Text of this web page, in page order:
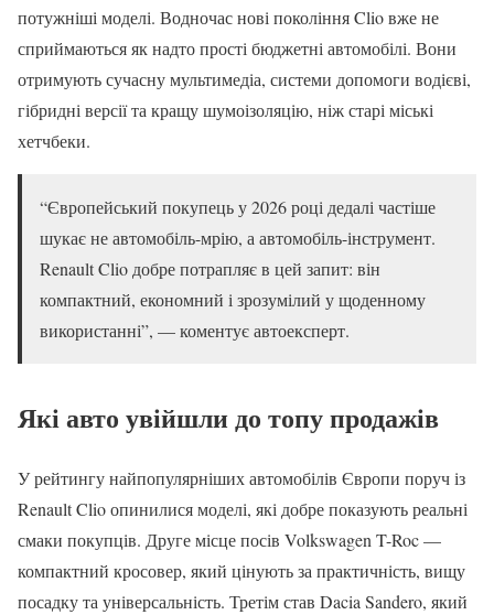
потужніші моделі. Водночас нові покоління Clio вже не
сприймаються як надто прості бюджетні автомобілі. Вони
отримують сучасну мультимедіа, системи допомоги водієві,
гібридні версії та кращу шумоізоляцію, ніж старі міські
хетчбеки.
“Європейський покупець у 2026 році дедалі частіше
шукає не автомобіль-мрію, а автомобіль-інструмент.
Renault Clio добре потрапляє в цей запит: він
компактний, економний і зрозумілий у щоденному
використанні”, — коментує автоексперт.
Які авто увійшли до топу продажів
У рейтингу найпопулярніших автомобілів Європи поруч із
Renault Clio опинилися моделі, які добре показують реальні
смаки покупців. Друге місце посів Volkswagen T-Roc —
компактний кросовер, який цінують за практичність, вищу
посадку та універсальність. Третім став Dacia Sandero, який